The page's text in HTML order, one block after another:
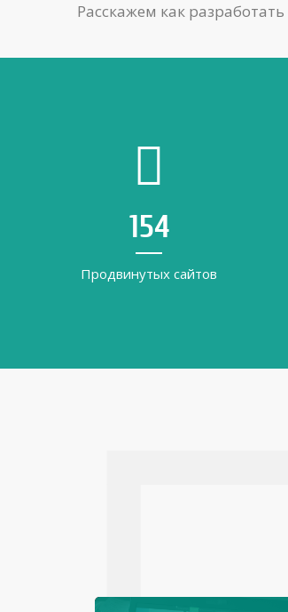
Расскажем как
217
Продвинутых сайтов